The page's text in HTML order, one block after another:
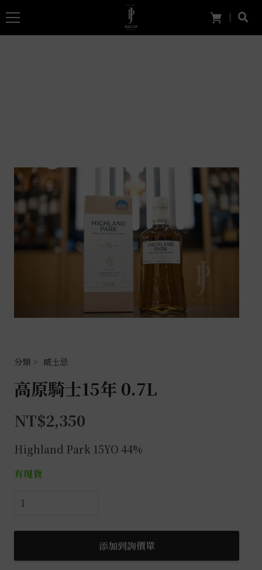
威士忌
高原騎士15年 0.7L
NT$2,350
Highland Park 15YO 44%
有現貨
高
騎
15
添加到詢價單